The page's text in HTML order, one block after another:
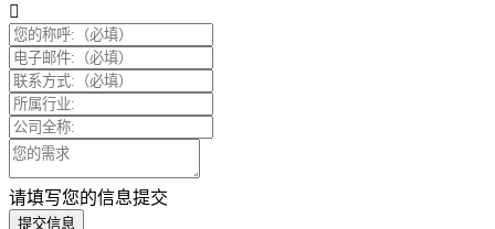
请填写您的信息提交
提交信息